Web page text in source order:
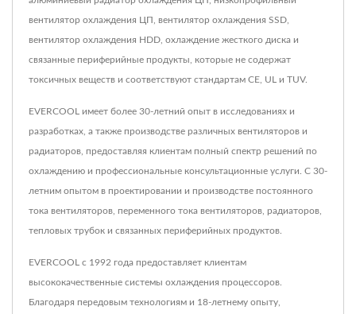
вентилятор охлаждения ЦП, вентилятор охлаждения SSD,
вентилятор охлаждения HDD, охлаждение жесткого диска и
связанные периферийные продукты, которые не содержат
токсичных веществ и соответствуют стандартам CE, UL и TUV.
EVERCOOL имеет более 30-летний опыт в исследованиях и
разработках, а также производстве различных вентиляторов и
радиаторов, предоставляя клиентам полный спектр решений по
охлаждению и профессиональные консультационные услуги. С 30-
летним опытом в проектировании и производстве постоянного
тока вентиляторов, переменного тока вентиляторов, радиаторов,
тепловых трубок и связанных периферийных продуктов.
EVERCOOL с 1992 года предоставляет клиентам
высококачественные системы охлаждения процессоров.
Благодаря передовым технологиям и 18-летнему опыту,